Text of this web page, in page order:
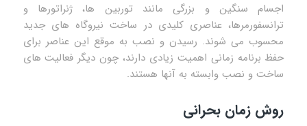
اجسام سنگین و بزرگی مانند توربین ها، ژنراتورها و
ترانسفورمرها، عناصری کلیدی در ساخت نیروگاه های جدید
محسوب می شوند. رسیدن و نصب به موقع این عناصر برای
حفظ برنامه زمانی اهمیت زیادی دارند، چون دیگر فعالیت های
ساخت و نصب وابسته به آنها هستند.
روش زمان بحرانی